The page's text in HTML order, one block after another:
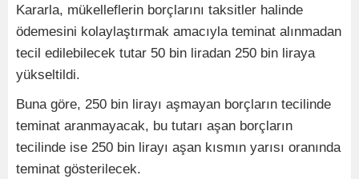
Kararla, mükelleflerin borçlarını taksitler halinde
ödemesini kolaylaştırmak amacıyla teminat alınmadan
tecil edilebilecek tutar 50 bin liradan 250 bin liraya
yükseltildi.
Buna göre, 250 bin lirayı aşmayan borçların tecilinde
teminat aranmayacak, bu tutarı aşan borçların
tecilinde ise 250 bin lirayı aşan kısmın yarısı oranında
teminat gösterilecek.